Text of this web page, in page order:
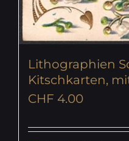
Lithographien
Kitschkarten,
CHF 4.00